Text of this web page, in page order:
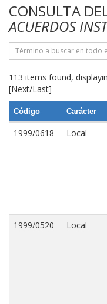
CONSULTA
ACUERDOS
113 items found,
[Next/Last]
Código Carácter
1999/0618 Local
1999/0520 Local